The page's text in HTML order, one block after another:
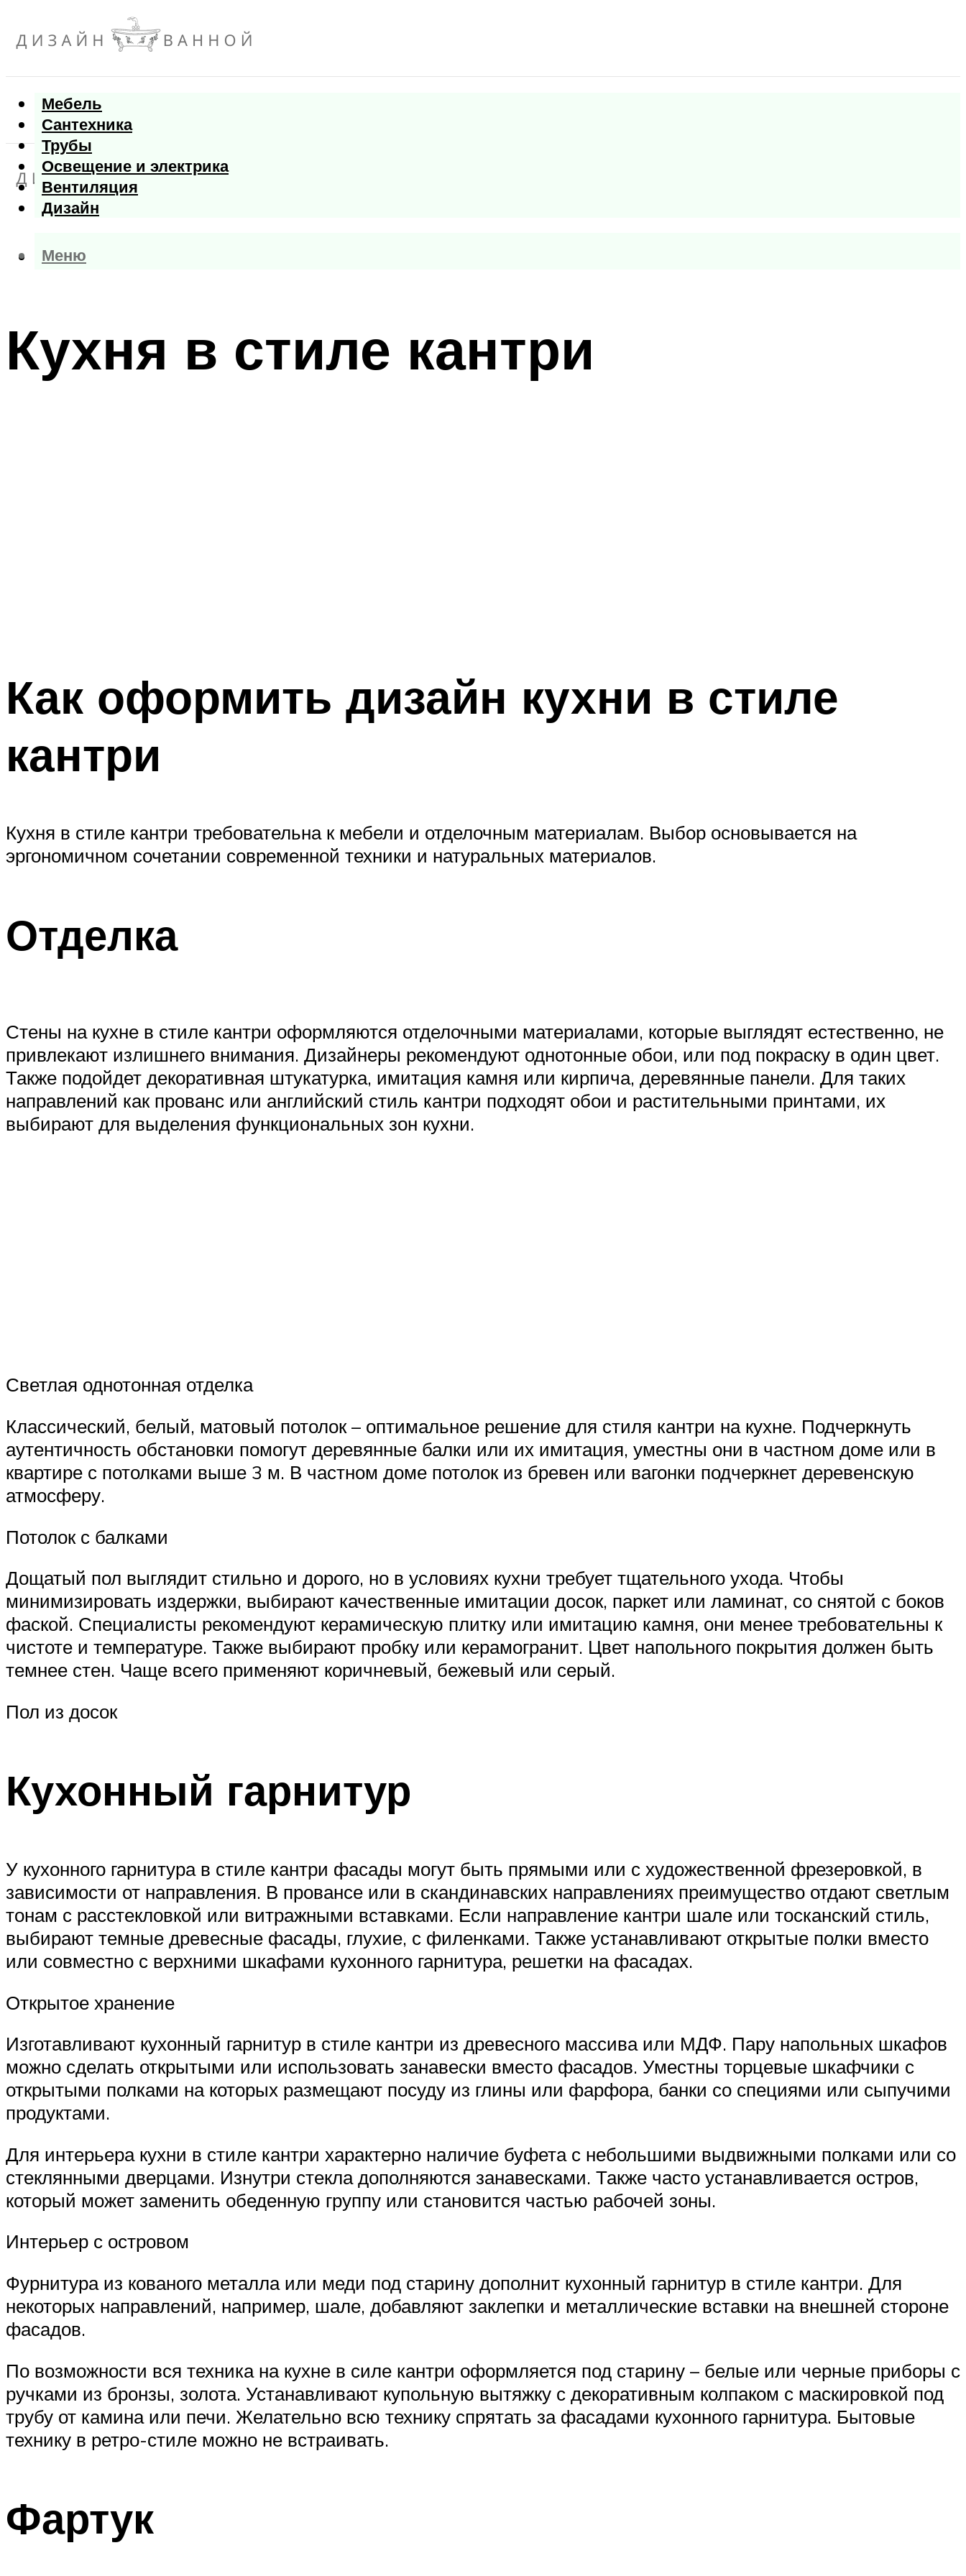
Мебель
Сантехника
Трубы
Освещение и электрика
Вентиляция
Дизайн
Меню
Меню
Кухня в стиле кантри
Как оформить дизайн кухни в стиле
кантри
Кухня в стиле кантри требовательна к мебели и отделочным материалам. Выбор основывается на
эргономичном сочетании современной техники и натуральных материалов.
Отделка
Стены на кухне в стиле кантри оформляются отделочными материалами, которые выглядят естественно, не
привлекают излишнего внимания. Дизайнеры рекомендуют однотонные обои, или под покраску в один цвет.
Также подойдет декоративная штукатурка, имитация камня или кирпича, деревянные панели. Для таких
направлений как прованс или английский стиль кантри подходят обои и растительными принтами, их
выбирают для выделения функциональных зон кухни.
Светлая однотонная отделка
Классический, белый, матовый потолок – оптимальное решение для стиля кантри на кухне. Подчеркнуть
аутентичность обстановки помогут деревянные балки или их имитация, уместны они в частном доме или в
квартире с потолками выше 3 м. В частном доме потолок из бревен или вагонки подчеркнет деревенскую
атмосферу.
Потолок с балками
Дощатый пол выглядит стильно и дорого, но в условиях кухни требует тщательного ухода. Чтобы
минимизировать издержки, выбирают качественные имитации досок, паркет или ламинат, со снятой с боков
фаской. Специалисты рекомендуют керамическую плитку или имитацию камня, они менее требовательны к
чистоте и температуре. Также выбирают пробку или керамогранит. Цвет напольного покрытия должен быть
темнее стен. Чаще всего применяют коричневый, бежевый или серый.
Пол из досок
Кухонный гарнитур
У кухонного гарнитура в стиле кантри фасады могут быть прямыми или с художественной фрезеровкой, в
зависимости от направления. В провансе или в скандинавских направлениях преимущество отдают светлым
тонам с расстекловкой или витражными вставками. Если направление кантри шале или тосканский стиль,
выбирают темные древесные фасады, глухие, с филенками. Также устанавливают открытые полки вместо
или совместно с верхними шкафами кухонного гарнитура, решетки на фасадах.
Открытое хранение
Изготавливают кухонный гарнитур в стиле кантри из древесного массива или МДФ. Пару напольных шкафов
можно сделать открытыми или использовать занавески вместо фасадов. Уместны торцевые шкафчики с
открытыми полками на которых размещают посуду из глины или фарфора, банки со специями или сыпучими
продуктами.
Для интерьера кухни в стиле кантри характерно наличие буфета с небольшими выдвижными полками или со
стеклянными дверцами. Изнутри стекла дополняются занавесками. Также часто устанавливается остров,
который может заменить обеденную группу или становится частью рабочей зоны.
Интерьер с островом
Фурнитура из кованого металла или меди под старину дополнит кухонный гарнитур в стиле кантри. Для
некоторых направлений, например, шале, добавляют заклепки и металлические вставки на внешней стороне
фасадов.
По возможности вся техника на кухне в силе кантри оформляется под старину – белые или черные приборы с
ручками из бронзы, золота. Устанавливают купольную вытяжку с декоративным колпаком с маскировкой под
трубу от камина или печи. Желательно всю технику спрятать за фасадами кухонного гарнитура. Бытовые
технику в ретро-стиле можно не встраивать.
Фартук